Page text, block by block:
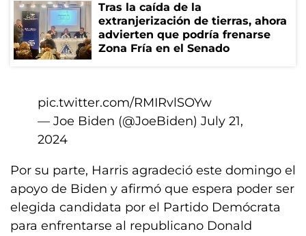
Tras la caída de la
extranjerización de tierras, ahora
advierten que podría frenarse
Zona Fría en el Senado
pic.twitter.com/RMIRvlSOYw
— Joe Biden (@JoeBiden) July 21,
2024
Por su parte, Harris agradeció este domingo el
apoyo de Biden y afirmó que espera poder ser
elegida candidata por el Partido Demócrata
para enfrentarse al republicano Donald